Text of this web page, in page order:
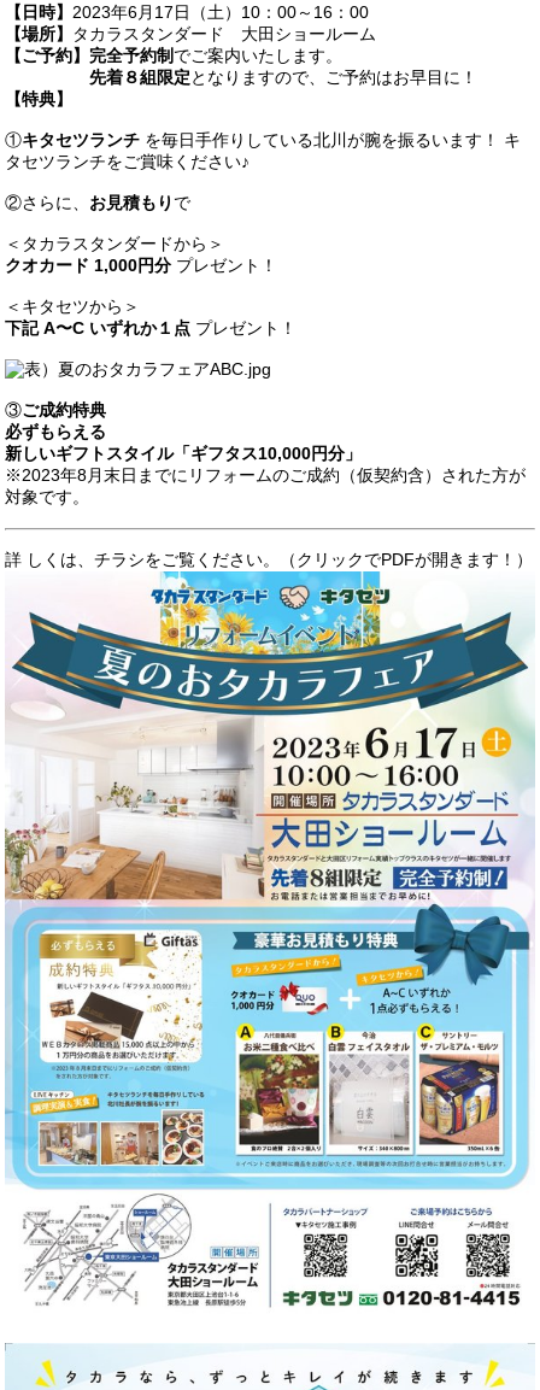
【日時】 2023年6月17日（土）10：00～16：00
【場所】 タカラスタンダード 大田ショールーム
【ご予約】 完全予約制でご案内いたします。
先着８組限定となりますので、ご予約はお早目に！
【特典】
①キタセツランチ を毎日手作りしている北川が腕を振るいます！ キ
タセツランチをご賞味ください♪
②さらに、 お見積もり で
＜タカラスタンダードから＞
クオカード 1,000円分 プレゼント！
＜キタセツから＞
下記 A〜C いずれか１点 プレゼント！
③ご成約特典
必ずもらえる
新しいギフトスタイル「ギフタス10,000円分」
※2023年8月末日までにリフォームのご成約（仮契約含）された方が
対象です。
詳 しくは、チラシをご覧ください。（クリックでPDFが開きます！）